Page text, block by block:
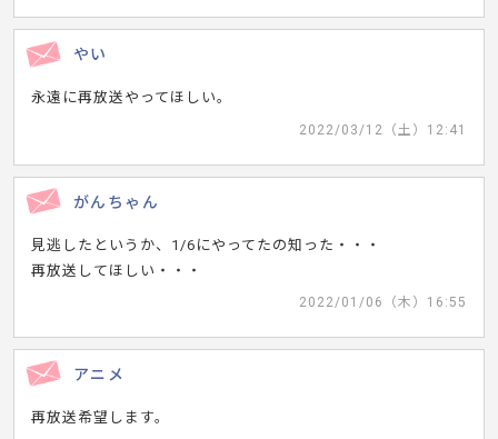
やい
永遠に再放送やってほしい。
2022/03/12（土）12:41
がんちゃん
見逃したというか、1/6にやってたの知った・・・
再放送してほしい・・・
2022/01/06（木）16:55
アニメ
再放送希望します。